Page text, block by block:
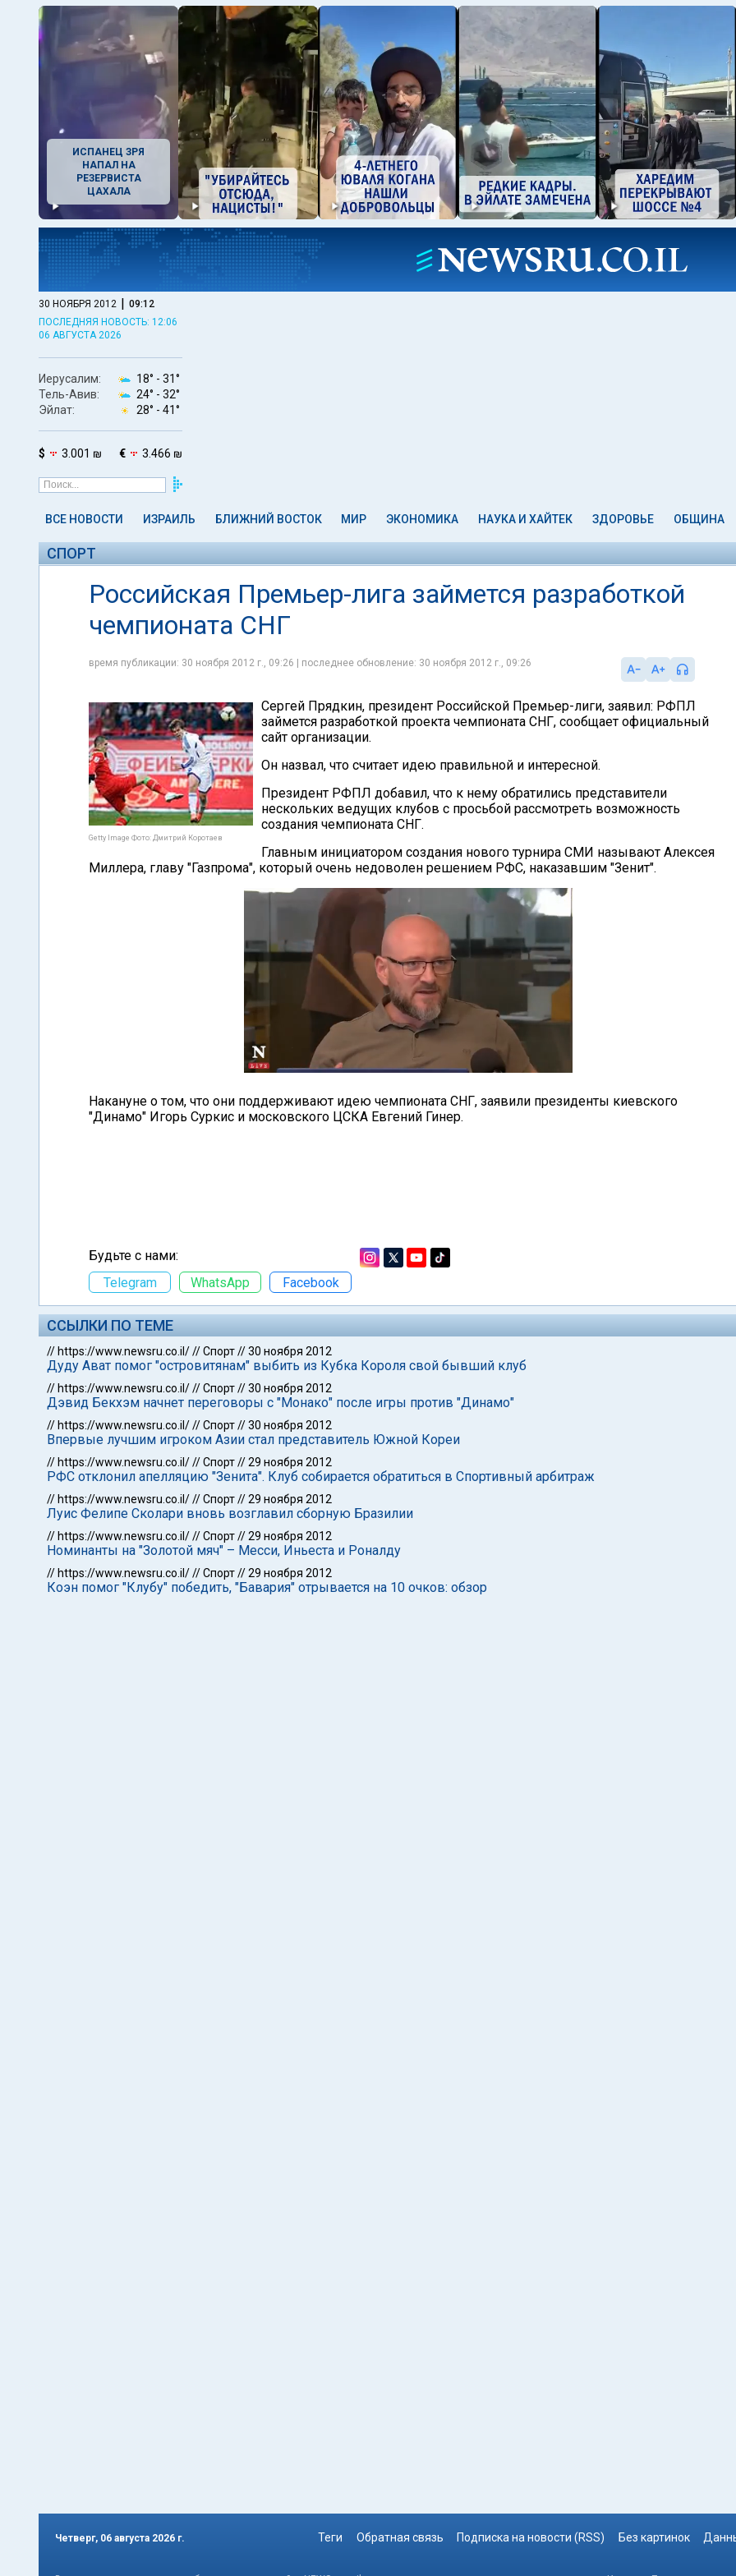
ИСПАНЕЦ ЗРЯ
НАПАЛ НА
РЕЗЕРВИСТА
ЦАХАЛА
30 НОЯБРЯ 2012 | 09:12
ПОСЛЕДНЯЯ НОВОСТЬ: 12:06
06 АВГУСТА 2026
Иерусалим: 18° - 31°
Тель-Авив:
24° - 32°
Эйлат:
28° - 41°
$ 3.001 ₪ € 3.466 ₪
ВСЕ НОВОСТИ ИЗРАИЛЬ БЛИЖНИЙ ВОСТОК МИР ЭКОНОМИКА НАУКА И ХАЙТЕК ЗДОРОВЬЕ ОБЩИНА
СПОРТ
Российская Премьер-лига займется разработкой
чемпионата СНГ
время публикации: 30 ноября 2012 г., 09:26 | последнее обновление: 30 ноября 2012 г., 09:26
Getty Image Фото: Дмитрий Коротаев
Сергей Прядкин, президент Российской Премьер-лиги, заявил: РФПЛ
займется разработкой проекта чемпионата СНГ, сообщает официальный
сайт организации.
Он назвал, что считает идею правильной и интересной.
Президент РФПЛ добавил, что к нему обратились представители
нескольких ведущих клубов с просьбой рассмотреть возможность
создания чемпионата СНГ.
Главным инициатором создания нового турнира СМИ называют Алексея
Миллера, главу "Газпрома", который очень недоволен решением РФС, наказавшим "Зенит".
Накануне о том, что они поддерживают идею чемпионата СНГ, заявили президенты киевского
"Динамо" Игорь Суркис и московского ЦСКА Евгений Гинер.
Будьте с нами:
Telegram
WhatsApp Facebook
ССЫЛКИ ПО ТЕМЕ
// https://www.newsru.co.il///Спорт//30 ноября 2012
Дуду Ават помог "островитянам" выбить из Кубка Короля свой бывший клуб
// https://www.newsru.co.il///Спорт//30 ноября 2012
Дэвид Бекхэм начнет переговоры с "Монако" после игры против "Динамо"
// https://www.newsru.co.il///Спорт//30 ноября 2012
Впервые лучшим игроком Азии стал представитель Южной Кореи
// https://www.newsru.co.il///Спорт//29 ноября 2012
РФС отклонил апелляцию "Зенита". Клуб собирается обратиться в Спортивный арбитраж
// https://www.newsru.co.il///Спорт//29 ноября 2012
Луис Фелипе Сколари вновь возглавил сборную Бразилии
// https://www.newsru.co.il///Спорт//29 ноября 2012
Номинанты на "Золотой мяч" – Месси, Иньеста и Роналду
// https://www.newsru.co.il///Спорт//29 ноября 2012
Коэн помог "Клубу" победить, "Бавария" отрывается на 10 очков: обзор
Четверг, 06 августа 2026 г. Теги Обратная связь Подписка на новости (RSS) Без картинок